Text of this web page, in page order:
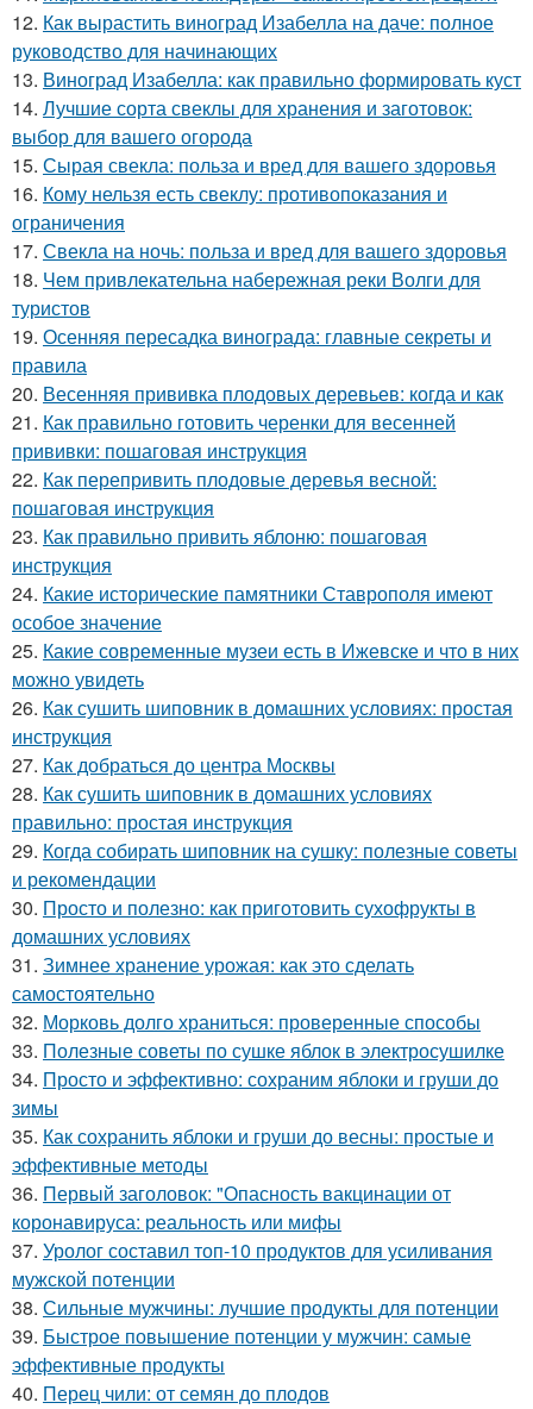
12. Как вырастить виноград Изабелла на даче: полное
руководство для начинающих
13. Виноград Изабелла: как правильно формировать куст
14. Лучшие сорта свеклы для хранения и заготовок:
выбор для вашего огорода
15. Сырая свекла: польза и вред для вашего здоровья
16. Кому нельзя есть свеклу: противопоказания и
ограничения
17. Свекла на ночь: польза и вред для вашего здоровья
18. Чем привлекательна набережная реки Волги для
туристов
19. Осенняя пересадка винограда: главные секреты и
правила
20. Весенняя прививка плодовых деревьев: когда и как
21. Как правильно готовить черенки для весенней
прививки: пошаговая инструкция
22. Как перепривить плодовые деревья весной:
пошаговая инструкция
23. Как правильно привить яблоню: пошаговая
инструкция
24. Какие исторические памятники Ставрополя имеют
особое значение
25. Какие современные музеи есть в Ижевске и что в них
можно увидеть
26. Как сушить шиповник в домашних условиях: простая
инструкция
27. Как добраться до центра Москвы
28. Как сушить шиповник в домашних условиях
правильно: простая инструкция
29. Когда собирать шиповник на сушку: полезные советы
и рекомендации
30. Просто и полезно: как приготовить сухофрукты в
домашних условиях
31. Зимнее хранение урожая: как это сделать
самостоятельно
32. Морковь долго храниться: проверенные способы
33. Полезные советы по сушке яблок в электросушилке
34. Просто и эффективно: сохраним яблоки и груши до
зимы
35. Как сохранить яблоки и груши до весны: простые и
эффективные методы
36. Первый заголовок: "Опасность вакцинации от
коронавируса: реальность или мифы
37. Уролог составил топ-10 продуктов для усиливания
мужской потенции
38. Сильные мужчины: лучшие продукты для потенции
39. Быстрое повышение потенции у мужчин: самые
эффективные продукты
40. Перец чили: от семян до плодов